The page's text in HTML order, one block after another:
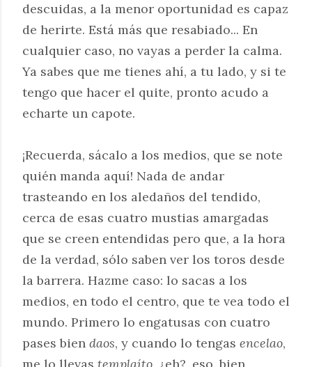
descuidas, a la menor oportunidad es capaz
de herirte. Está más que resabiado... En
cualquier caso, no vayas a perder la calma.
Ya sabes que me tienes ahí, a tu lado, y si te
tengo que hacer el quite, pronto acudo a
echarte un capote.
¡Recuerda, sácalo a los medios, que se note
quién manda aquí! Nada de andar
trasteando en los aledaños del tendido,
cerca de esas cuatro mustias amargadas
que se creen entendidas pero que, a la hora
de la verdad, sólo saben ver los toros desde
la barrera. Hazme caso: lo sacas a los
medios, en todo el centro, que te vea todo el
mundo. Primero lo engatusas con cuatro
pases bien daos, y cuando lo tengas encelao,